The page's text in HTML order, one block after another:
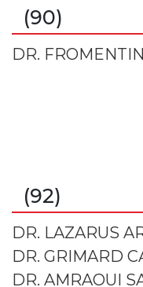
(90)
DR.
(92)
DR. LAZARUS
DR. GRIMARD
DR. AMRAOUI